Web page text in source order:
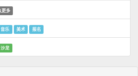
更多
音乐 美术 报名
沙龙